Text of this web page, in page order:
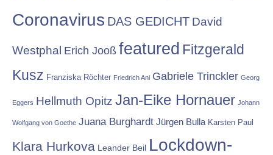
Coronavirus DAS GEDICHT David
Westphal Erich Jooß featured Fitzgerald
Kusz Franziska Röchter Friedrich Ani Gabriele Trinckler Georg
Eggers Hellmuth Opitz Jan-Eike Hornauer Johann
Wolfgang von Goethe Juana Burghardt Jürgen Bulla Karsten Paul
Klara Hurkova Leander Beil Lockdown-